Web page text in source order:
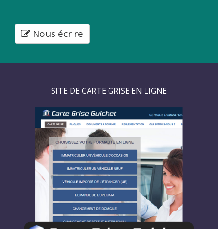
Nous écrire
SITE DE CARTE GRISE EN LIGNE